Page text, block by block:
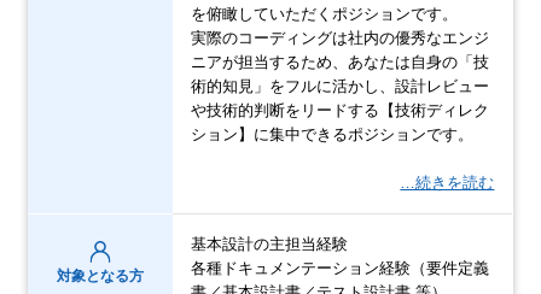
を俯瞰していただくポジションです。
実際のコーディングは社内の優秀なエンジ
ニアが担当するため、あなたは自身の「技
術的知見」をフルに活かし、設計レビュー
や技術的判断をリードする【技術ディレク
ション】に集中できるポジションです。
…続きを読む
対象となる方
基本設計の主担当経験
各種ドキュメンテーション経験（要件定義